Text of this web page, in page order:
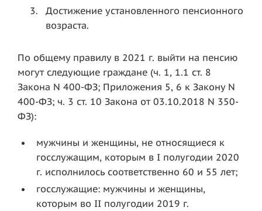
Достижение установленного пенсионного
возраста.
По общему правилу в 2021 г. выйти на пенсию
могут следующие граждане (ч. 1, 1.1 ст. 8
Закона N 400-ФЗ; Приложения 5, 6 к Закону N
400-ФЗ; ч. 3 ст. 10 Закона от 03.10.2018 N 350-
ФЗ):
мужчины и женщины, не относящиеся к
госслужащим, которым в I полугодии 2020
г. исполнилось соответственно 60 и 55 лет;
госслужащие: мужчины и женщины,
которым во II полугодии 2019 г.